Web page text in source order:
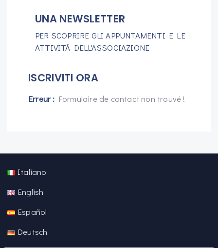
UNA NEWSLETTER
PER SCOPRIRE GLI APPUNTAMENTI E LE
ATTIVITÀ DELL'ASSOCIAZIONE
ISCRIVITI ORA
Erreur : Formulaire de contact non trouvé !
Italiano
English
Español
Deutsch